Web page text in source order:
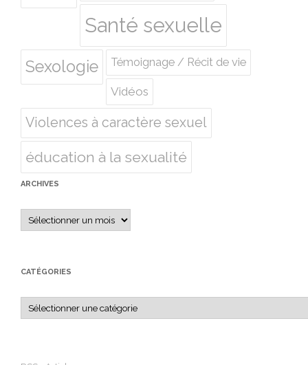
Santé sexuelle
Sexologie Témoignage / Récit de vie
Vidéos
Violences à caractère sexuel
éducation à la sexualité
ARCHIVES
Archives
CATÉGORIES
Catégories